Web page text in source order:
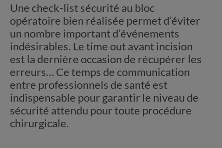
Une check-list sécurité au bloc
opératoire bien réalisée permet d’éviter
un nombre important d’événements
indésirables. Le time out avant incision
est la dernière occasion de récupérer les
erreurs… Ce temps de communication
entre professionnels de santé est
indispensable pour garantir le niveau de
sécurité attendu pour toute procédure
chirurgicale.